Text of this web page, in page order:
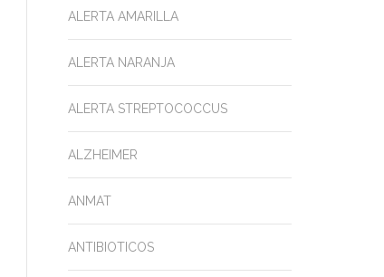
ALERTA AMARILLA
ALERTA NARANJA
ALERTA STREPTOCOCCUS
ALZHEIMER
ANMAT
ANTIBIOTICOS